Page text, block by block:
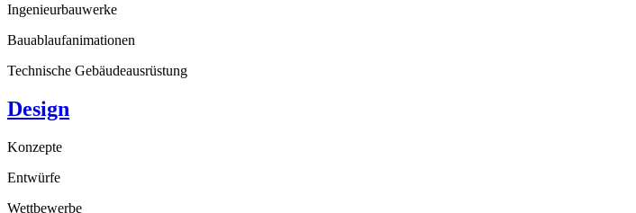
Ingenieurbauwerke
Bauablaufanimationen
Technische Gebäudeausrüstung
Design
Konzepte
Entwürfe
Wettbewerbe